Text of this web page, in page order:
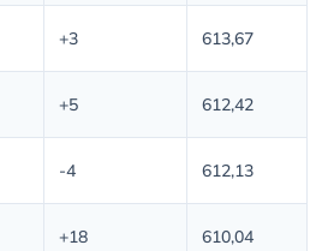
+3 613,67
+5 612,42
-4 612,13
+18 610,04